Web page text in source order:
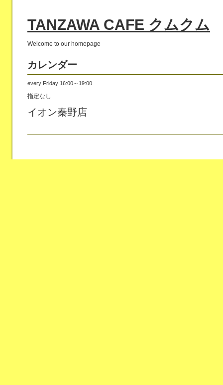
TANZAWA CAFE クムクム
Welcome to our homepage
カレンダー
every Friday 16:00～19:00
指定なし
イオン秦野店